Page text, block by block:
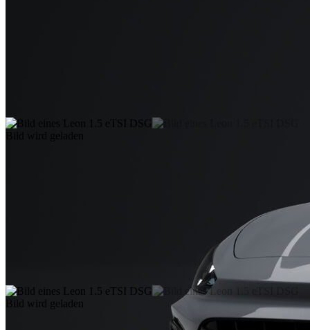
Bild wird geladen